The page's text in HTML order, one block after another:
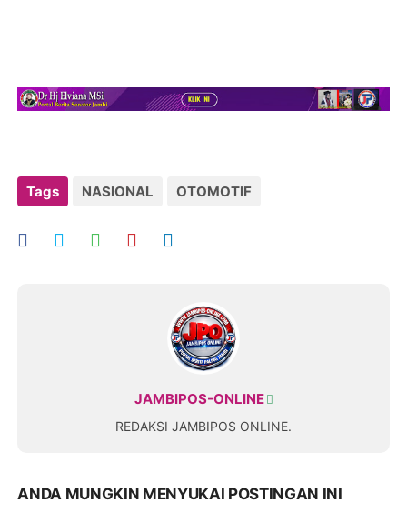
Tags NASIONAL OTOMOTIF
JAMBIPOS-ONLINE
REDAKSI JAMBIPOS ONLINE.
ANDA MUNGKIN MENYUKAI POSTINGAN INI